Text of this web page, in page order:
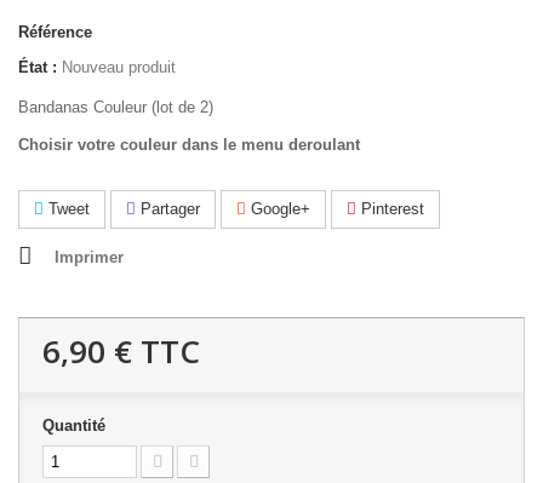
Référence
État : Nouveau produit
Bandanas Couleur (lot de 2)
Choisir votre couleur dans le menu deroulant
Tweet Partager Google+ Pinterest
Imprimer
6,90 € TTC
Quantité